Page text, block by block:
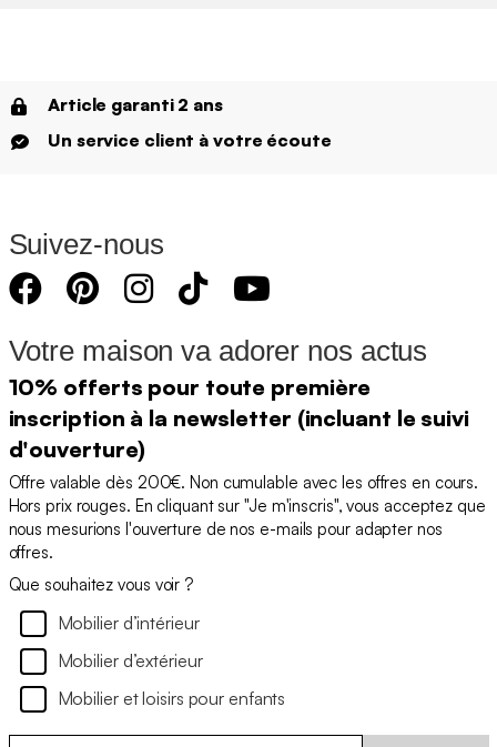
Article garanti 2 ans
Un service client à votre écoute
Suivez-nous
Votre maison va adorer nos actus
10% offerts pour toute première
inscription à la newsletter (incluant le suivi
d'ouverture)
Offre valable dès 200€. Non cumulable avec les offres en cours.
Hors prix rouges. En cliquant sur "Je m'inscris", vous acceptez que
nous mesurions l'ouverture de nos e-mails pour adapter nos
offres.
Que souhaitez vous voir ?
Mobilier d’intérieur
Mobilier d’extérieur
Mobilier et loisirs pour enfants